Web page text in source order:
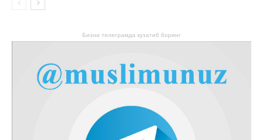
Бизни телеграмда кузатиб боринг